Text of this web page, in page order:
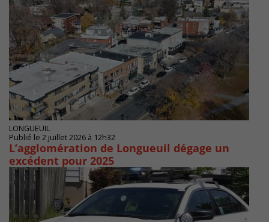
LONGUEUIL
Publié le 2 juillet 2026 à 12h32
L’agglomération de Longueuil dégage un
excédent pour 2025